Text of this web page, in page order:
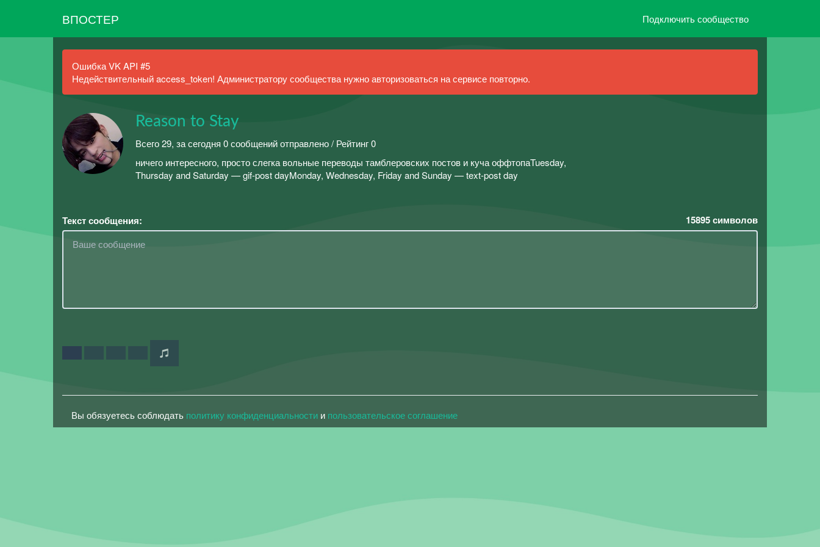
ВПОСТЕР Подключить сообщество
Ошибка VK API #5
Недействительный access_token! Администратору сообщества нужно авторизоваться на сервисе повторно.
Reason to Stay
Всего 29, за сегодня 0 сообщений отправлено / Рейтинг 0
ничего интересного, просто слегка вольные переводы тамблеровских постов и куча оффтопаTuesday,
Thursday and Saturday — gif-post dayMonday, Wednesday, Friday and Sunday — text-post day
Текст сообщения: 15895символов
Вы обязуетесь соблюдать политику конфиденциальности и пользовательское соглашение